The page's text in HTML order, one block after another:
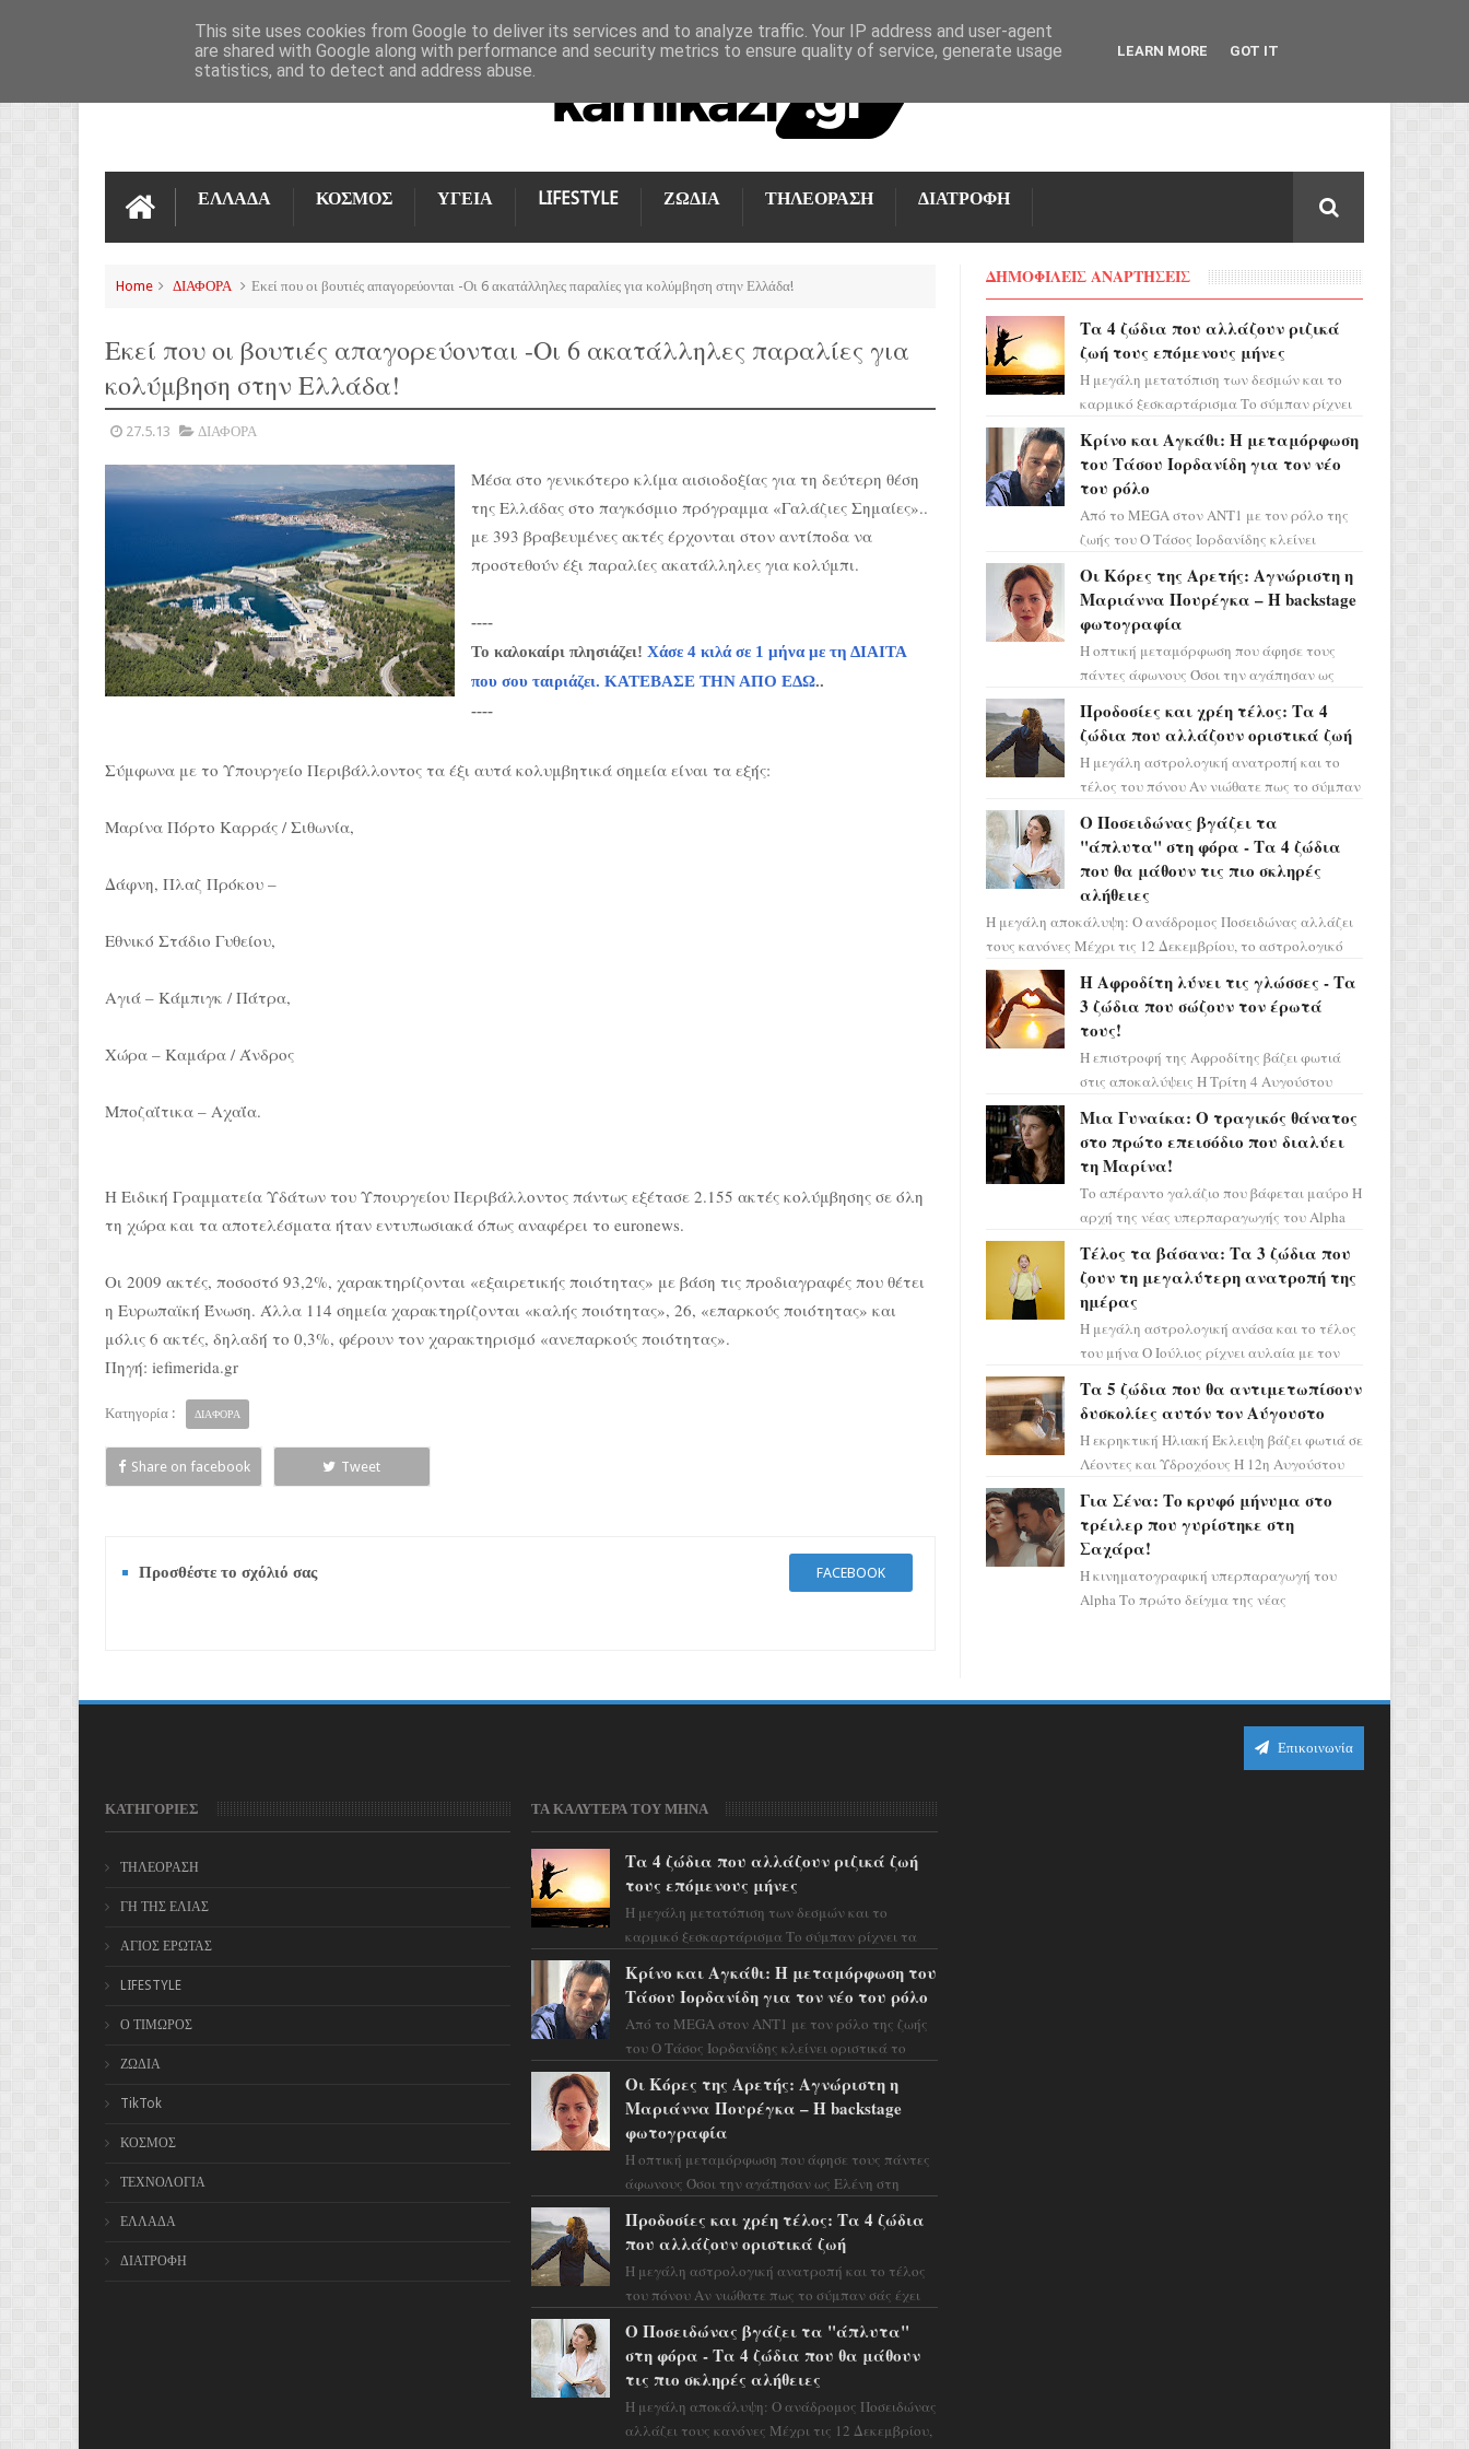
ΕΠΙΚΟΙΝΩΝΊΑ
ΕΛΛΑΔΑ ΚΟΣΜΟΣ ΥΓΕΙΑ LIFESTYLE ΖΩΔΙΑ ΤΗΛΕΟΡΑΣΗ ΔΙΑΤΡΟΦΗ
Home ΔΙΑΦΟΡΑ Εκεί που οι βουτιές απαγορεύονται -Οι 6 ακατάλληλες παραλίες για κολύμβηση στην Ελλάδα!
Εκεί που οι βουτιές απαγορεύονται -Οι 6 ακατάλληλες παραλίες για
κολύμβηση στην Ελλάδα!
27.5.13 ΔΙΑΦΟΡΑ
Μέσα στο γενικότερο κλίμα αισιοδοξίας για τη δεύτερη θέση
της Ελλάδας στο παγκόσμιο πρόγραμμα «Γαλάζιες Σημαίες»..
με 393 βραβευμένες ακτές έρχονται στον αντίποδα να
προστεθούν έξι παραλίες ακατάλληλες για κολύμπι.
----
Το καλοκαίρι πλησιάζει! Χάσε 4 κιλά σε 1 μήνα με τη ΔΙΑΙΤΑ
που σου ταιριάζει. ΚΑΤΕΒΑΣΕ ΤΗΝ ΑΠΟ ΕΔΩ..
----
Σύμφωνα με το Υπουργείο Περιβάλλοντος τα έξι αυτά κολυμβητικά σημεία είναι τα εξής:
Μαρίνα Πόρτο Καρράς / Σιθωνία,
Δάφνη, Πλαζ Πρόκου –
Εθνικό Στάδιο Γυθείου,
Αγιά – Κάμπιγκ / Πάτρα,
Χώρα – Καμάρα / Άνδρος
Μποζαΐτικα – Αχαΐα.
Η Ειδική Γραμματεία Υδάτων του Υπουργείου Περιβάλλοντος πάντως εξέτασε 2.155 ακτές κολύμβησης σε όλη
τη χώρα και τα αποτελέσματα ήταν εντυπωσιακά όπως αναφέρει το euronews.
Οι 2009 ακτές, ποσοστό 93,2%, χαρακτηρίζονται «εξαιρετικής ποιότητας» με βάση τις προδιαγραφές που θέτει
η Ευρωπαϊκή Ένωση. Άλλα 114 σημεία χαρακτηρίζονται «καλής ποιότητας», 26, «επαρκούς ποιότητας» και
μόλις 6 ακτές, δηλαδή το 0,3%, φέρουν τον χαρακτηρισμό «ανεπαρκούς ποιότητας».
Πηγή: iefimerida.gr
Κατηγορία : ΔΙΑΦΟΡΑ
Share on facebook Tweet
Προσθέστε το σχόλιό σας FACEBOOK
ΔΗΜΟΦΙΛΕΙΣ ΑΝΑΡΤΗΣΕΙΣ
Τα 4 ζώδια που αλλάζουν ριζικά
ζωή τους επόμενους μήνες
Η μεγάλη μετατόπιση των δεσμών και το
καρμικό ξεσκαρτάρισμα Το σύμπαν ρίχνει
προειδοποιεί: οι σελην...
Κρίνο και Αγκάθι: Η μεταμόρφωση
του Τάσου Ιορδανίδη για τον νέο
του ρόλο
Από το MEGA στον ΑΝΤ1 με τον ρόλο της
ζωής του Ο Τάσος Ιορδανίδης κλείνει
επιτυχίας «Μια Νύχτα Μόνο» ...
Οι Κόρες της Αρετής: Αγνώριστη η
Μαριάννα Πουρέγκα – H backstage
φωτογραφία
Η οπτική μεταμόρφωση που άφησε τους
πάντες άφωνους Όσοι την αγάπησαν ως
πρέπει τώρα να προετοιμαστο...
Προδοσίες και χρέη τέλος: Τα 4
ζώδια που αλλάζουν οριστικά ζωή
Η μεγάλη αστρολογική ανατροπή και το
τέλος του πόνου Αν νιώθατε πως το σύμπαν
πάρετε μια βαθιά α...
Ο Ποσειδώνας βγάζει τα
"άπλυτα" στη φόρα - Τα 4 ζώδια
που θα μάθουν τις πιο σκληρές
αλήθειες
Η μεγάλη αποκάλυψη: Ο ανάδρομος Ποσειδώνας αλλάζει
τους κανόνες Μέχρι τις 12 Δεκεμβρίου, το αστρολογικό
σκηνικό θυμίζει ταινία μυστηρίου ...
Η Αφροδίτη λύνει τις γλώσσες - Τα
3 ζώδια που σώζουν τον έρωτά
τους!
Η επιστροφή της Αφροδίτης βάζει φωτιά
στις αποκαλύψεις Η Τρίτη 4 Αυγούστου
ορόσημο, καθώς η Αφροδίτη πρ...
Μια Γυναίκα: Ο τραγικός θάνατος
στο πρώτο επεισόδιο που διαλύει
τη Μαρίνα!
Το απέραντο γαλάζιο που βάφεται μαύρο Η
αρχή της νέας υπερπαραγωγής του Alpha
πλημμυρισμένο από...
Τέλος τα βάσανα: Τα 3 ζώδια που
ζουν τη μεγαλύτερη ανατροπή της
ημέρας
Η μεγάλη αστρολογική ανάσα και το τέλος
του μήνα Ο Ιούλιος ρίχνει αυλαία με τον
περνάει στο ζώδιο τω...
Τα 5 ζώδια που θα αντιμετωπίσουν
δυσκολίες αυτόν τον Αύγουστο
Η εκρηκτική Ηλιακή Έκλειψη βάζει φωτιά σε
Λέοντες και Υδροχόους Η 12η Αυγούστου
χάους, καθώς η Ηλια...
Για Σένα: Το κρυφό μήνυμα στο
τρέιλερ που γυρίστηκε στη
Σαχάρα!
Η κινηματογραφική υπερπαραγωγή του
Alpha Το πρώτο δείγμα της νέας
Επικοινωνία
ΚΑΤΗΓΟΡΙΕΣ
ΤΗΛΕΟΡΑΣΗ
ΓΗ ΤΗΣ ΕΛΙΑΣ
ΑΓΙΟΣ ΕΡΩΤΑΣ
LIFESTYLE
Ο ΤΙΜΩΡΟΣ
ΖΩΔΙΑ
TikTok
ΚΟΣΜΟΣ
ΤΕΧΝΟΛΟΓΙΑ
ΕΛΛΑΔΑ
ΔΙΑΤΡΟΦΗ
ΤΑ ΚΑΛΥΤΕΡΑ ΤΟΥ ΜΗΝΑ
Τα 4 ζώδια που αλλάζουν ριζικά ζωή
τους επόμενους μήνες
Η μεγάλη μετατόπιση των δεσμών και το
καρμικό ξεσκαρτάρισμα Το σύμπαν ρίχνει τα
προειδοποιεί: οι σελην...
Κρίνο και Αγκάθι: Η μεταμόρφωση του
Τάσου Ιορδανίδη για τον νέο του ρόλο
Από το MEGA στον ΑΝΤ1 με τον ρόλο της ζωής
του Ο Τάσος Ιορδανίδης κλείνει οριστικά το
Μόνο» ...
Οι Κόρες της Αρετής: Αγνώριστη η
Μαριάννα Πουρέγκα – H backstage
φωτογραφία
Η οπτική μεταμόρφωση που άφησε τους πάντες
άφωνους Όσοι την αγάπησαν ως Ελένη στη
προετοιμαστο...
Προδοσίες και χρέη τέλος: Τα 4 ζώδια
που αλλάζουν οριστικά ζωή
Η μεγάλη αστρολογική ανατροπή και το τέλος
του πόνου Αν νιώθατε πως το σύμπαν σάς έχει
βαθιά α...
Ο Ποσειδώνας βγάζει τα "άπλυτα"
στη φόρα - Τα 4 ζώδια που θα μάθουν
τις πιο σκληρές αλήθειες
Η μεγάλη αποκάλυψη: Ο ανάδρομος Ποσειδώνας
αλλάζει τους κανόνες Μέχρι τις 12 Δεκεμβρίου,
This site uses cookies from Google to deliver its services and to analyze traffic. Your IP address and user-agent
are shared with Google along with performance and security metrics to ensure quality of service, generate usage
statistics, and to detect and address abuse.
LEARN MORE GOT IT